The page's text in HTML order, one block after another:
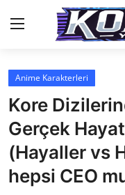
Anasayfa
İletişim
Genel
Anime Önerileri
Anime Karakterleri
Kore
Gerçek
(Hayaller vs
hepsi CEO